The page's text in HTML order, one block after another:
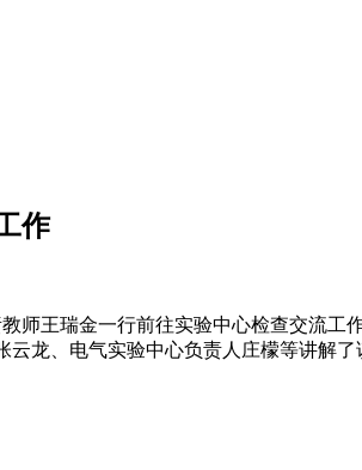
作
师王瑞金一行前往实验中心检查交流工
龙、电气实验中心负责人庄檬等讲解